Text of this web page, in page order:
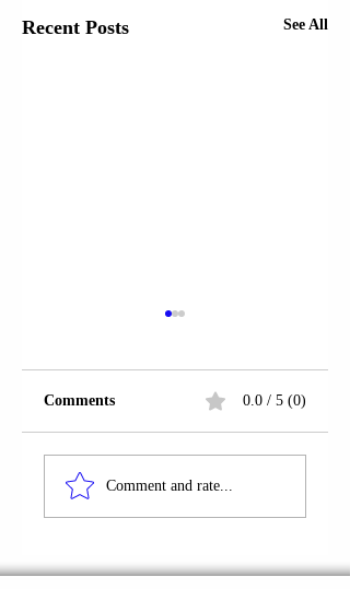
Recent Posts See All
PRESIDENTI
VOLODIMIR
SI UDHËHEQËS
Comments 0.0 / 5 (0)
Comment and rate...